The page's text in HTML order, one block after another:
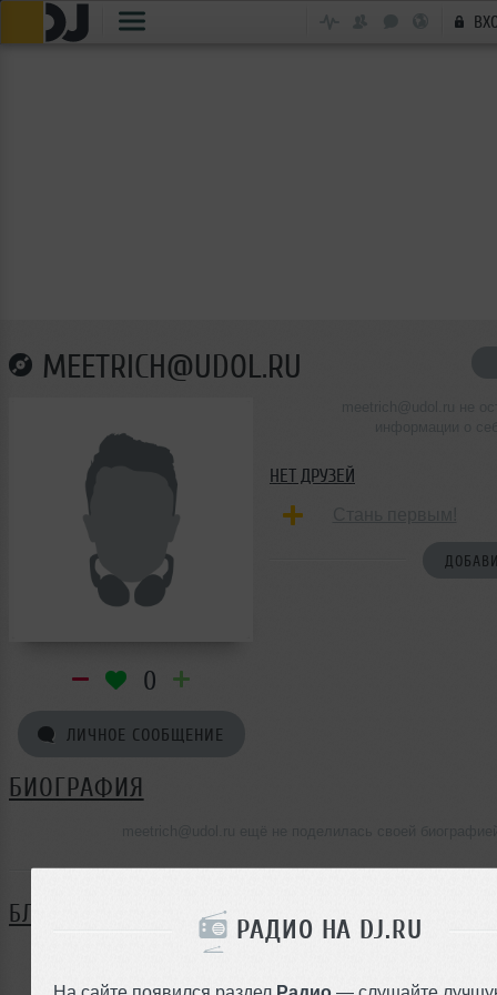
РАДИО НА DJ.RU
На сайте появился раздел Радио — слушайте
MEETRICH@UDOL.RU
0
ЛИЧНОЕ СООБЩЕНИЕ
НЕТ ДРУЗЕЙ
БИОГРАФИЯ
БЛОГ